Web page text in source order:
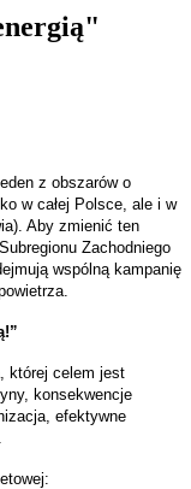
z obszarów o
w całej Polsce, ale i w
Aby zmienić ten
Zachodniego
wspólną kampanię
której celem jest
konsekwencje
efektywne